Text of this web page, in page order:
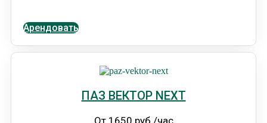
Арендовать
ПАЗ ВЕКТОР NEXT
От 1650 руб./час